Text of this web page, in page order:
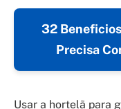
32
Precisa
Usar a hortelã para